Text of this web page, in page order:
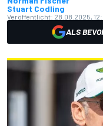
Stuart Codling
Veröffentlicht: 28.08.2025,
ALS